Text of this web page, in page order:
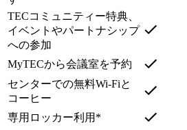
TECコミュニティー特典、
イベントやパートナシップ
への参加
MyTECから会議室を予約
センターでの無料Wi-Fiと
コーヒー
専用ロッカー利用*